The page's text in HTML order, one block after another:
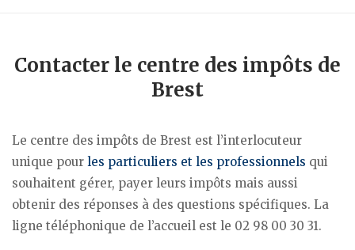
Contacter le centre des impôts de
Brest
Le centre des impôts de Brest est l’interlocuteur
unique pour les particuliers et les professionnels qui
souhaitent gérer, payer leurs impôts mais aussi
obtenir des réponses à des questions spécifiques. La
ligne téléphonique de l’accueil est le 02 98 00 30 31.